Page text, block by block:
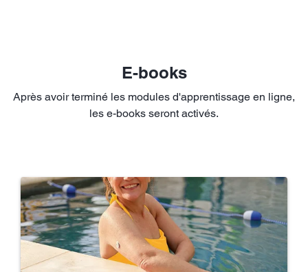
E-books
Après avoir terminé les modules d'apprentissage en ligne,
les e-books seront activés.